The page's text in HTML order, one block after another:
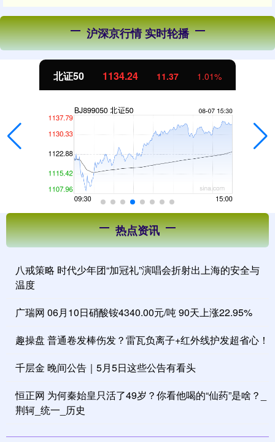
沪深京行情 实时轮播
北证50 1134.24 11.37 1.01%
热点资讯
八戒策略 时代少年团“加冠礼”演唱会折射出上海的安全与
温度
广瑞网 06月10日硝酸铵4340.00元/吨 90天上涨22.95%
趣操盘 普通卷发棒伤发？雷瓦负离子+红外线护发超省心！
千层金 晚间公告｜5月5日这些公告有看头
恒正网 为何秦始皇只活了49岁？你看他喝的“仙药”是啥？_
荆轲_统一_历史